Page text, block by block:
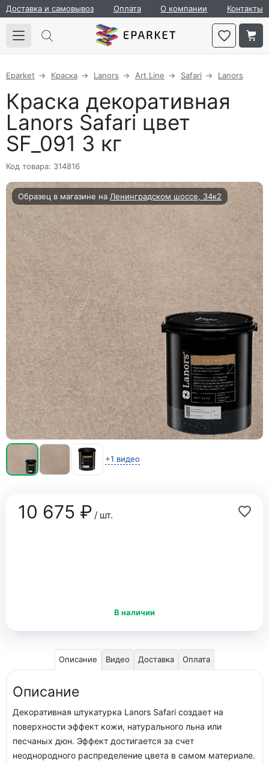
Доставка и самовывоз Оплата О компании Контакты
Eparket Краска Lanors Art Line Safari Lanors
Краска декоративная
Lanors Safari цвет
SF_091 3 кг
Код товара: 314816
Образец в магазине на Ленинградском шоссе, 34к2
+1 видео
10 675 ₽/ шт.
В наличии
Описание Видео Доставка Оплата
Описание
Декоративная штукатурка Lanors Safari создает на
поверхности эффект кожи, натурального льна или
песчаных дюн. Эффект достигается за счет
неоднородного распределение цвета в самом материале.